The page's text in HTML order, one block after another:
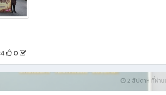
0
2 สัปดาห์ ที่ผ่าน